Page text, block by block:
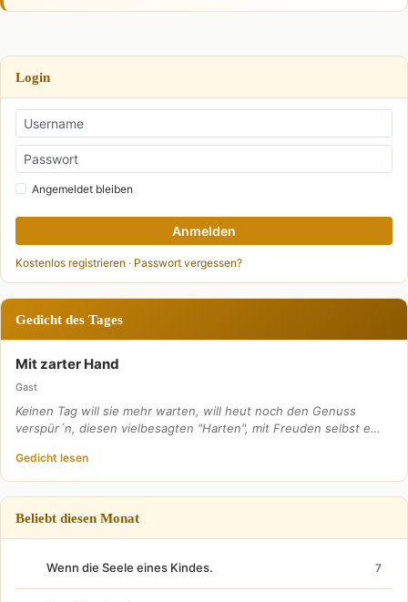
Login
Angemeldet bleiben
Anmelden
Kostenlos registrieren · Passwort vergessen?
Gedicht des Tages
Mit zarter Hand
Gast
Keinen Tag will sie mehr warten, will heut noch den Genuss
verspür´n, diesen vielbesagten "Harten", mit Freuden selbst e…
Gedicht lesen
Beliebt diesen Monat
Wenn die Seele eines Kindes. 7